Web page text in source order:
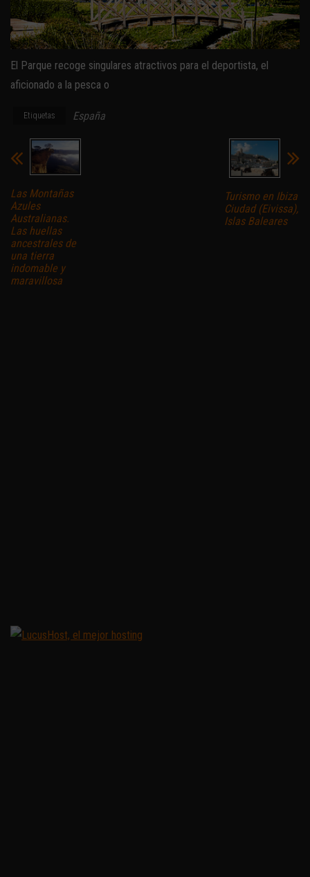
El Parque recoge singulares atractivos para el deportista, el
aficionado a la pesca o
Etiquetas España
Las Montañas
Azules
Australianas.
Las huellas
ancestrales de
una tierra
indomable y
maravillosa
Turismo en Ibiza
Ciudad (Eivissa),
Islas Baleares